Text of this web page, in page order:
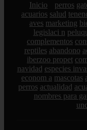
Inicio perros
acuarios salud
aves marketing
legislaci n
complementos
reptiles abandono
iberzoo propet
navidad especies
econom a mascotas
perros actualidad
nombres para